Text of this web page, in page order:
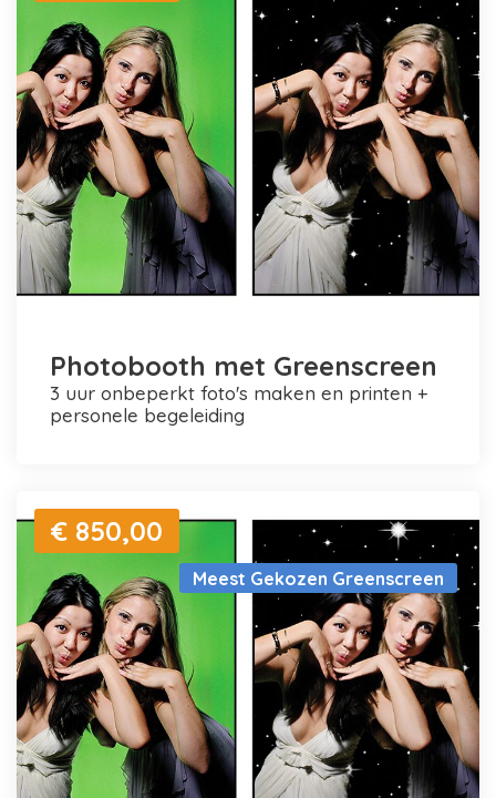
Photobooth met Greenscreen
3 uur onbeperkt foto's maken en printen +
personele begeleiding
Meest Gekozen Greenscreen
€ 850,00